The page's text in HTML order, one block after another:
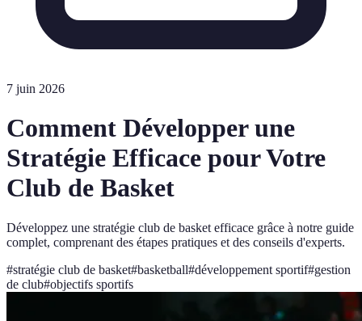
7 juin 2026
Comment Développer une
Stratégie Efficace pour Votre
Club de Basket
Développez une stratégie club de basket efficace grâce à notre guide
complet, comprenant des étapes pratiques et des conseils d'experts.
#stratégie club de basket#basketball#développement sportif#gestion
de club#objectifs sportifs